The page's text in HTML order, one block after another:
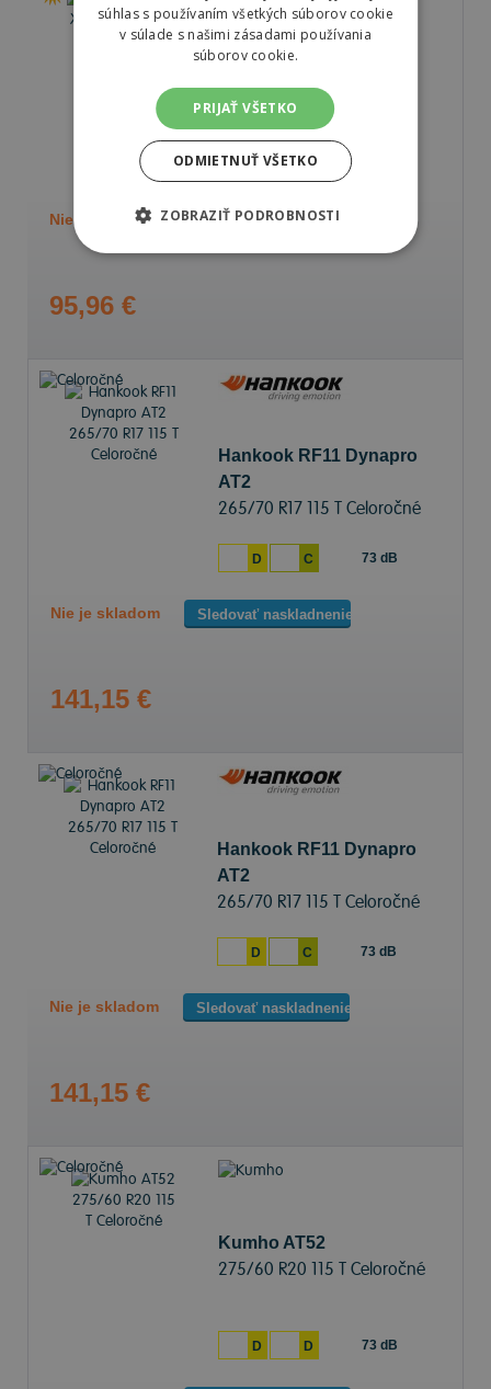
Laufenn LD01 X FIT HT
265/70 R17 115 T Letné
D D
Nie je skladom Sledovať naskladnenie
95,96 €
Hankook RF11 Dynapro
AT2
265/70 R17 115 T Celoročné
D C 73 dB
Nie je skladom Sledovať naskladnenie
141,15 €
Hankook RF11 Dynapro
AT2
265/70 R17 115 T Celoročné
D C 73 dB
Nie je skladom Sledovať naskladnenie
141,15 €
Kumho AT52
275/60 R20 115 T Celoročné
D D 73 dB
súhlas s používaním všetkých súborov cookie
v súlade s našimi zásadami používania
súborov cookie.
PRIJAŤ VŠETKO
ODMIETNUŤ VŠETKO
ZOBRAZIŤ PODROBNOSTI